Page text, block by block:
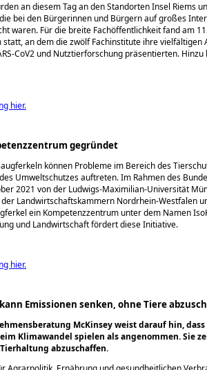
an diesem Tag an den Standorten Insel Riems
bei den Bürgerinnen und Bürgern auf großes
waren. Für die breite Fachöffentlichkeit fand am
an dem die zwölf Fachinstitute ihre vielfältigen
CoV2 und Nutztierforschung präsentierten.
hier.
gegründet
können Probleme im Bereich des
Umweltschutzes auftreten. Im Rahmen des
2021 von der Ludwigs-Maximilian-Universität
Landwirtschaftskammern Nordrhein-Westfalen
ein Kompetenzzentrum unter dem Namen
und Landwirtschaft fördert diese Initiative.
hier.
Emissionen senken, ohne Tiere
McKinsey weist darauf hin,
Klimawandel spielen als angenommen. Sie
abzuschaffen.